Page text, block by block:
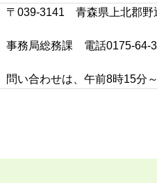
〒039-3141 青森県上北郡野
事務局総務課 電話0175-64-
問い合わせは、午前8時15分